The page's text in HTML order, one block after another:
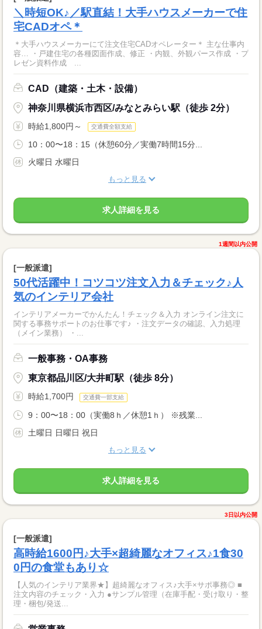
＼時短OK♪／駅直結！大手ハウスメーカーで住
宅CADオペ＊
＊大手ハウスメーカーにて注文住宅CADオペレーター＊ 主な仕事内
容… ・戸建住宅の各種図面作成、修正 ・内観、外観パース作成 ・プ
レゼン資料作成 ...
CAD（建築・土木・設備）
神奈川県横浜市西区/みなとみらい駅（徒歩 2分）
時給1,800円～ 交通費全額支給
10：00〜18：15（休憩60分／実働7時間15分...
火曜日 水曜日
もっと見る
求人詳細を見る
1週間以内公開
[一般派遣]
50代活躍中！コツコツ注文入力＆チェック♪人
気のインテリア会社
インテリアメーカーでかんたん！チェック＆入力 オンライン注文に
関する事務サポートのお仕事です♪ ・注文データの確認、入力処理
（メイン業務） ・...
一般事務・OA事務
東京都品川区/大井町駅（徒歩 8分）
時給1,700円 交通費一部支給
9：00〜18：00（実働8ｈ／休憩1ｈ） ※残業...
土曜日 日曜日 祝日
もっと見る
求人詳細を見る
3日以内公開
[一般派遣]
高時給1600円♪大手×超綺麗なオフィス♪1食30
0円の食堂もあり☆
【人気のインテリア業界★】超綺麗なオフィス♪大手×サポ事務◎ ■
注文内容のチェック・入力 ●サンプル管理（在庫手配・受け取り・整
理・梱包/発送...